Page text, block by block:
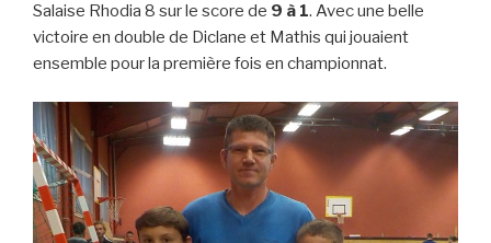
Salaise Rhodia 8 sur le score de 9 à 1. Avec une belle
victoire en double de Diclane et Mathis qui jouaient
ensemble pour la première fois en championnat.